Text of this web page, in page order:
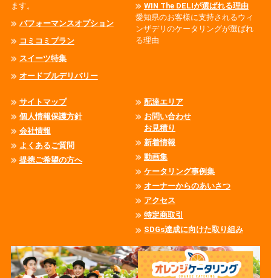
ます。
パフォーマンスオプション
コミコミプラン
スイーツ特集
オードブルデリバリー
WIN The DELIが選ばれる理由
愛知県のお客様に支持されるウィ
ンザデリのケータリングが選ばれ
る理由
サイトマップ
個人情報保護方針
会社情報
よくあるご質問
提携ご希望の方へ
配達エリア
お問い合わせ
お見積り
新着情報
動画集
ケータリング事例集
オーナーからのあいさつ
アクセス
特定商取引
SDGs達成に向けた取り組み